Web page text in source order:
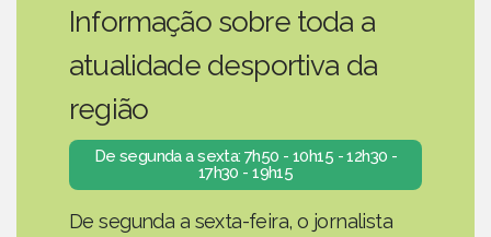
Informação sobre toda a
atualidade desportiva da
região
De segunda a sexta: 7h50 - 10h15 - 12h30 -
17h30 - 19h15
De segunda a sexta-feira, o jornalista